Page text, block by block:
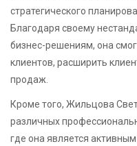
стратегического
Благодаря своему
бизнес-решениям, она
клиентов, расширить
продаж.
Кроме того, Жильцова
различных
где она является